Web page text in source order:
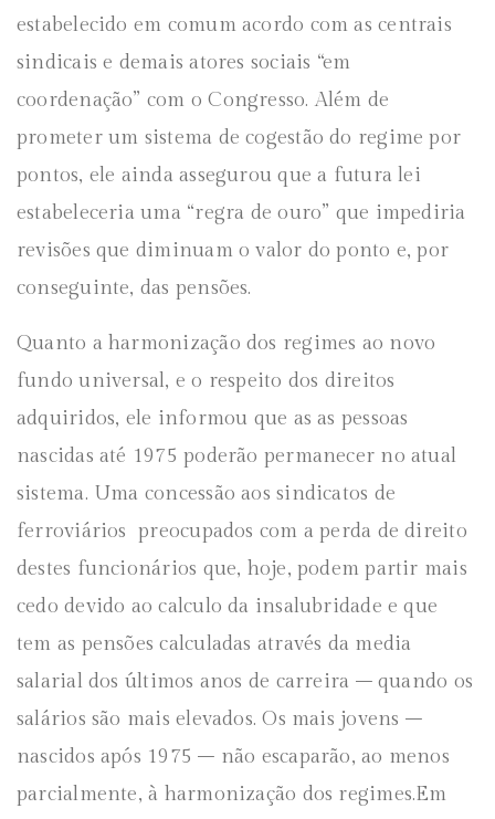
estabelecido em comum acordo com as centrais
sindicais e demais atores sociais “em
coordenação” com o Congresso. Além de
prometer um sistema de cogestão do regime por
pontos, ele ainda assegurou que a futura lei
estabeleceria uma “regra de ouro” que impediria
revisões que diminuam o valor do ponto e, por
conseguinte, das pensões.
Quanto a harmonização dos regimes ao novo
fundo universal, e o respeito dos direitos
adquiridos, ele informou que as as pessoas
nascidas até 1975 poderão permanecer no atual
sistema. Uma concessão aos sindicatos de
ferroviários preocupados com a perda de direito
destes funcionários que, hoje, podem partir mais
cedo devido ao calculo da insalubridade e que
tem as pensões calculadas através da media
salarial dos últimos anos de carreira – quando os
salários são mais elevados. Os mais jovens –
nascidos após 1975 – não escaparão, ao menos
parcialmente, à harmonização dos regimes.Em